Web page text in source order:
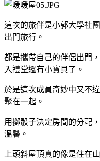
這次的旅伴是小郭大學社
出門旅行。
都是攜帶自己的伴侶出門
入禮堂還有小寶貝了。
於是這次成員奇妙中又不
聚在一起。
用擲骰子決定房間的分配
溫馨。
上頭斜屋頂真的像是住在